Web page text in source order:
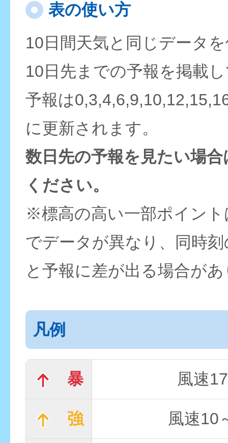
表の使い方
10日間天気と同じデータ
10日先までの予報を掲載
予報は
に更新されます。
数日先の予報を見たい場
ください。
※標高の高い一部ポイン
でデータが異なり、同時
と予報に差が出る場合が
凡例
暴 風速
強 風速10